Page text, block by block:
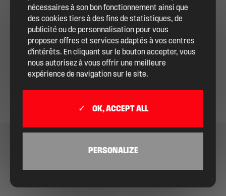
nécessaires à son bon fonctionnement ainsi que
des cookies tiers à des fins de statistiques, de
publicité ou de personnalisation pour vous
proposer offres et services adaptés à vos centres
d'intérêts. En cliquant sur le bouton accepter, vous
nous autorisez à vous offrir une meilleure
expérience de navigation sur le site.
OK, ACCEPT ALL
PERSONALIZE